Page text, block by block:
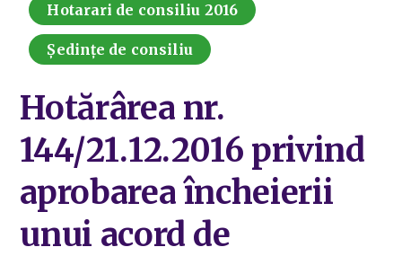
Hotarari de consiliu 2016
Ședințe de consiliu
Hotărârea nr.
144/21.12.2016 privind
aprobarea încheierii
unui acord de